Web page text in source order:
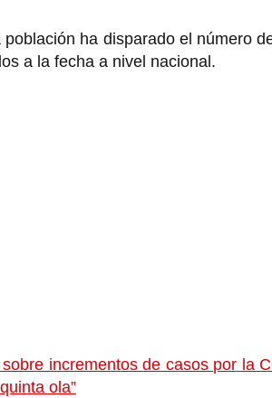
ha disparado el número
a la fecha a nivel nacional.
incrementos de casos por la
ola”